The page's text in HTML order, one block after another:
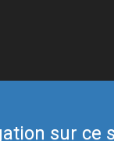
sur ce
Back to top